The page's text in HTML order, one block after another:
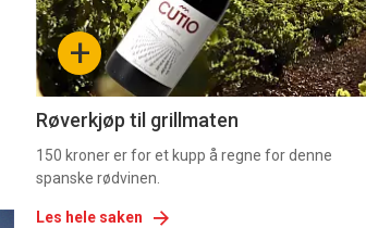
section
11
Ukens
vin
+
Røverkjøp til grillmaten
150 kroner er for et kupp å regne for denne
spanske rødvinen.
Les hele saken